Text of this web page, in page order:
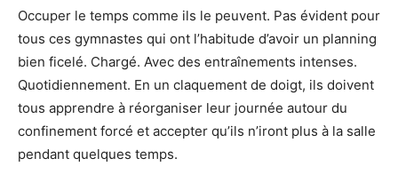
Occuper le temps comme ils le peuvent. Pas évident pour
tous ces gymnastes qui ont l’habitude d’avoir un planning
bien ficelé. Chargé. Avec des entraînements intenses.
Quotidiennement. En un claquement de doigt, ils doivent
tous apprendre à réorganiser leur journée autour du
confinement forcé et accepter qu’ils n’iront plus à la salle
pendant quelques temps.